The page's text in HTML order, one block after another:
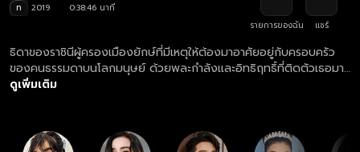
ท 2019
0:38:46 นาที
รายการของฉัน
แชร์
ธิดาของราชินีผู้ครองเมืองยักษ์ที่มีเหตุให้ต้องมาอาศัยอยู่กับครอบครัว
ของคนธรรมดาบนโลกมนุษย์ ด้วยพละกำลังและอิทธิฤทธิ์ที่ติดตัวเธอมา
ทำให้ก่อเกิดฮีโร่คนใหม่ที่จะมาช่วยโลกให้พ้นจากอันตราย
ดูเพิ่มเติม